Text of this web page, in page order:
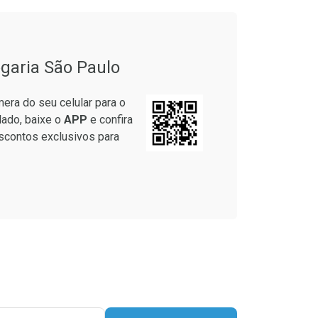
São Paulo
do seu celular para o
baixe o APP e confira
exclusivos para